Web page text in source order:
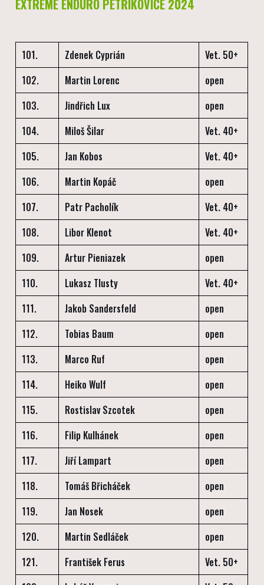
EXTREME ENDURO PETŘÍKOVICE 2024
101. Zdenek Cyprián
Vet. 50+
102.
Martin Lorenc
open
103.
Jindřich Lux
open
104.
Miloš Šilar
Vet. 40+
105.
Jan Kobos
Vet. 40+
106.
Martin Kopáč
open
107.
Patr Pacholík
Vet. 40+
108.
Libor Klenot
Vet. 40+
109.
Artur Pieniazek
open
110.
Lukasz Tlusty
Vet. 40+
111.
Jakob Sandersfeld
open
112.
Tobias Baum
open
113.
Marco Ruf
open
114.
Heiko Wulf
open
115.
Rostislav Szcotek
open
116.
Filip Kulhánek
open
117.
Jiří Lampart
open
118.
Tomáš Břicháček
open
119.
Jan Nosek
open
120.
Martin Sedláček
open
121.
František Ferus
Vet. 50+